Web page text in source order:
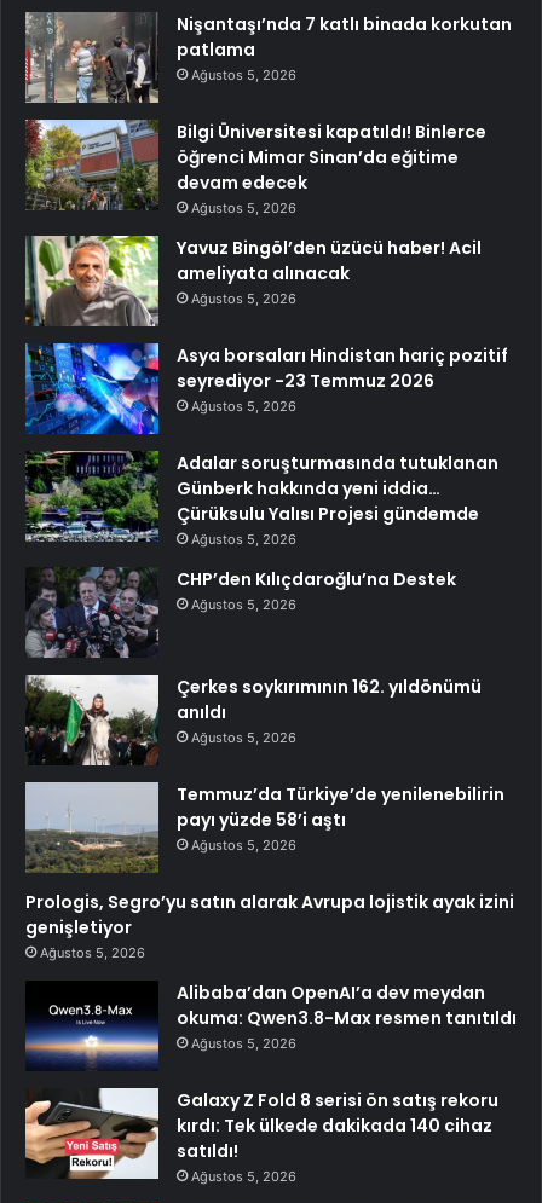
Nişantaşı’nda 7 katlı binada korkutan
patlama
Ağustos 5, 2026
Bilgi Üniversitesi kapatıldı! Binlerce
öğrenci Mimar Sinan’da eğitime
devam edecek
Ağustos 5, 2026
Yavuz Bingöl’den üzücü haber! Acil
ameliyata alınacak
Ağustos 5, 2026
Asya borsaları Hindistan hariç pozitif
seyrediyor -23 Temmuz 2026
Ağustos 5, 2026
Adalar soruşturmasında tutuklanan
Günberk hakkında yeni iddia…
Çürüksulu Yalısı Projesi gündemde
Ağustos 5, 2026
CHP’den Kılıçdaroğlu’na Destek
Ağustos 5, 2026
Çerkes soykırımının 162. yıldönümü
anıldı
Ağustos 5, 2026
Temmuz’da Türkiye’de yenilenebilirin
payı yüzde 58’i aştı
Ağustos 5, 2026
Prologis, Segro’yu satın alarak Avrupa lojistik ayak izini
genişletiyor
Ağustos 5, 2026
Alibaba’dan OpenAI’a dev meydan
okuma: Qwen3.8-Max resmen tanıtıldı
Ağustos 5, 2026
Galaxy Z Fold 8 serisi ön satış rekoru
kırdı: Tek ülkede dakikada 140 cihaz
satıldı!
Ağustos 5, 2026